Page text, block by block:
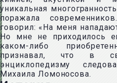
уникальная
поражала
говорил: «На меня
Но мне не приходилось
каком-либо
признавал, что в
энциклопедизму
Михаила Ломоносова.